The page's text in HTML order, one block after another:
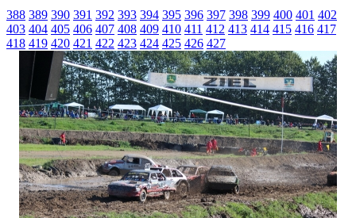
388 389 390 391 392 393 394 395 396 397 398 399 400 401 402
403 404 405 406 407 408 409 410 411 412 413 414 415 416 417
418 419 420 421 422 423 424 425 426 427